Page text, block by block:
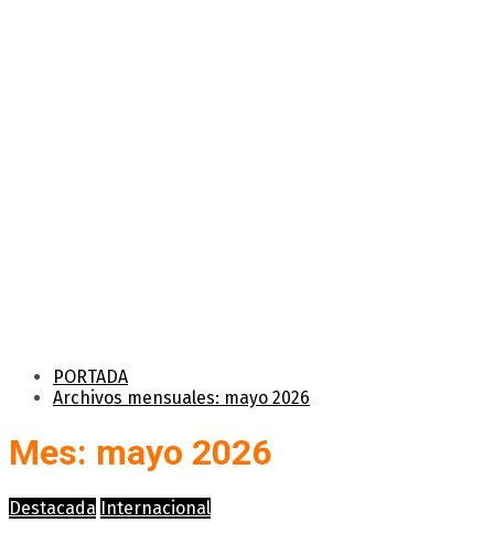
PORTADA
Archivos mensuales: mayo 2026
Mes: mayo 2026
Destacada Internacional